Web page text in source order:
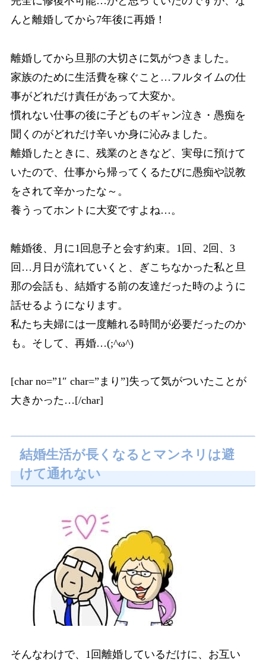
んと離婚してから7年後に再婚！
離婚してから旦那の大切さに気がつきました。
家族のために生活費を稼ぐこと…フルタイムの仕
事がどれだけ責任があって大変か。
慣れない仕事の後に子どものギャン泣き・愚痴を
聞くのがどれだけ辛いか身に沁みました。
離婚したときに、残業のときなど、実母に預けて
いたので、仕事から帰ってくるたびに愚痴や説教
をされて辛かったな～。
養うってホントに大変ですよね…。
離婚後、月に1回息子と会す約束。1回、2回、3
回…月日が流れていくと、ぎこちなかった私と旦
那の会話も、結婚する前の友達だった時のように
話せるようになります。
私たち夫婦には一度離れる時間が必要だったのか
も。そして、再婚…(;^ω^)
[char no=”1″ char=”まり”]失って気がついたことが
大きかった…[/char]
結婚生活が長くなるとマンネリは避
けて通れない
そんなわけで、1回離婚しているだけに、お互い